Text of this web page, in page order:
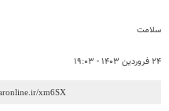
سلامت
۲۴ فروردین ۱۴۰۳ - ۱۹:۰۳